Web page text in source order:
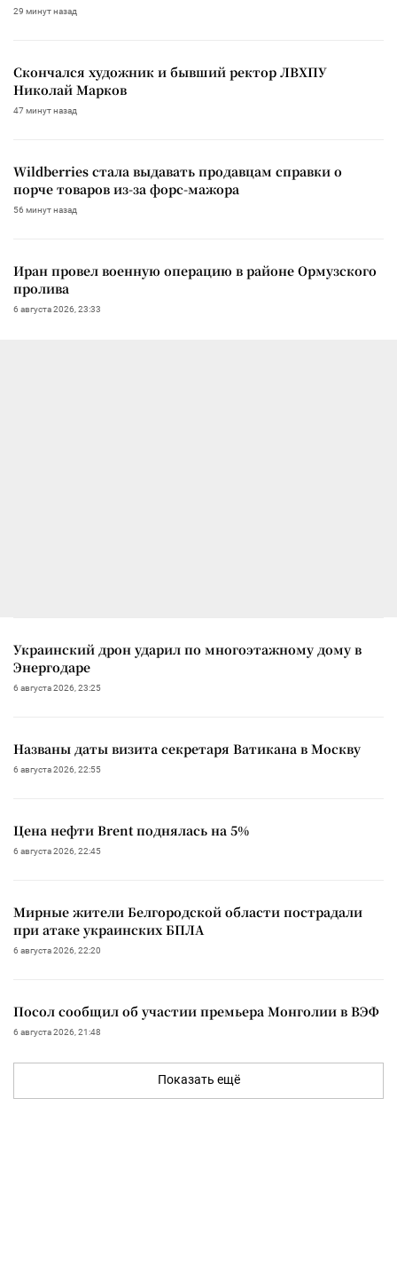
29 минут назад
Скончался художник и бывший ректор ЛВХПУ
Николай Марков
47 минут назад
Wildberries стала выдавать продавцам справки о
порче товаров из-за форс-мажора
56 минут назад
Иран провел военную операцию в районе Ормузского
пролива
6 августа 2026, 23:33
Украинский дрон ударил по многоэтажному дому в
Энергодаре
6 августа 2026, 23:25
Названы даты визита секретаря Ватикана в Москву
6 августа 2026, 22:55
Цена нефти Brent поднялась на 5%
6 августа 2026, 22:45
Мирные жители Белгородской области пострадали
при атаке украинских БПЛА
6 августа 2026, 22:20
Посол сообщил об участии премьера Монголии в ВЭФ
6 августа 2026, 21:48
Показать ещё